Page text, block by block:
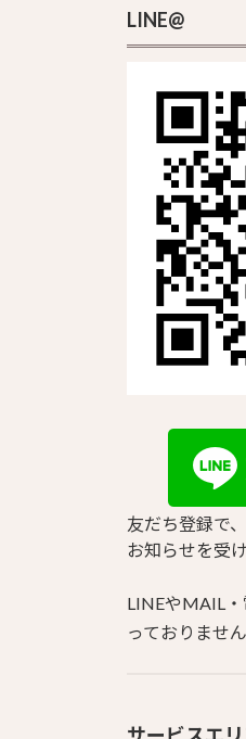
LINE@
友だち登録で
お知らせを受
LINEやMAIL
っておりません